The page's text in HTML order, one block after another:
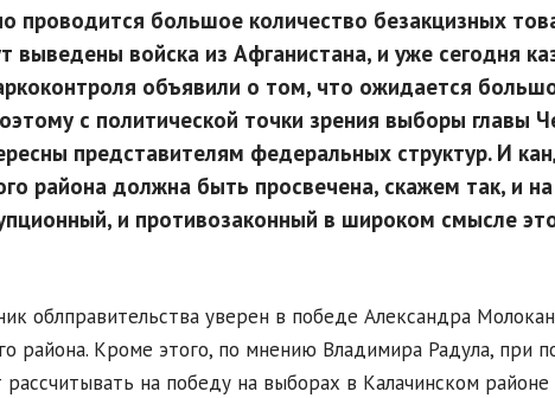
проводится большое количество безакцизных
выведены войска из Афганистана, и уже сегодня
объявили о том, что ожидается
с политической точки зрения выборы главы
представителям федеральных структур. И
района должна быть просвечена, скажем так, и
и противозаконный в широком смысле
облправительства уверен в победе Александра
района. Кроме этого, по мнению Владимира Радула,
на победу на выборах в Калачинском